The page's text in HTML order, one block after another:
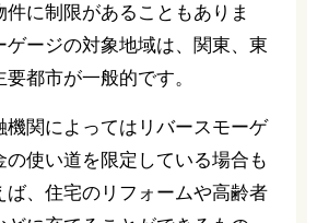
件に制限があることもありま
ゲージの対象地域は、関東、東
都市が一般的です。
機関によってはリバースモーゲ
の使い道を限定している場合も
ば、住宅のリフォームや高齢者